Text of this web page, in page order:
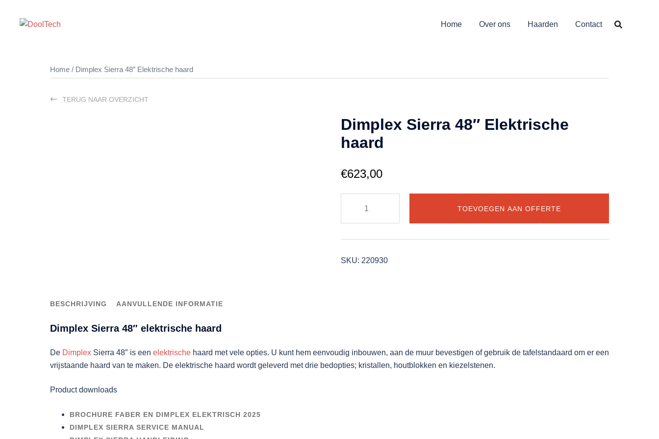
Home Over ons Haarden Contact
Home / Dimplex Sierra 48″ Elektrische haard
TERUG NAAR OVERZICHT
Dimplex Sierra 48″ Elektrische
haard
€623,00
48"
Elektrische
aantal
TOEVOEGEN AAN OFFERTE
SKU: 220930
BESCHRIJVING AANVULLENDE INFORMATIE
Dimplex Sierra 48″ elektrische haard
De Dimplex Sierra 48″ is een elektrische haard met vele opties. U kunt hem eenvoudig inbouwen, aan de muur bevestigen of gebruik de tafelstandaard om er een
vrijstaande haard van te maken. De elektrische haard wordt geleverd met drie bedopties; kristallen, houtblokken en kiezelstenen.
Product downloads
BROCHURE FABER EN DIMPLEX ELEKTRISCH 2025
DIMPLEX SIERRA SERVICE MANUAL